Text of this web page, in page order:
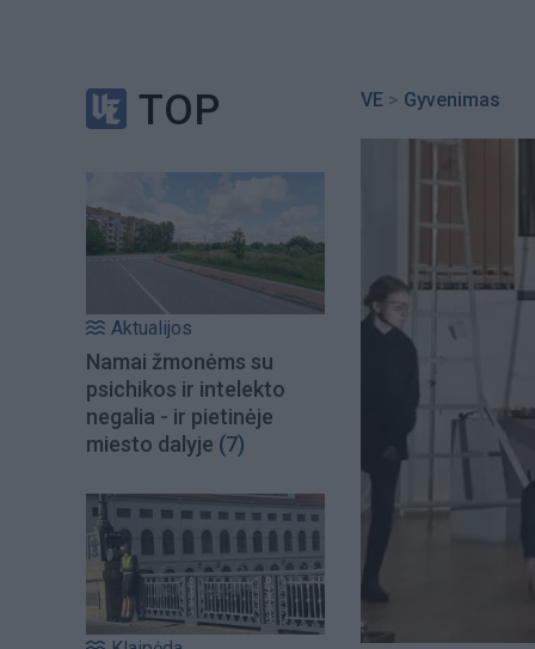
TOP
Aktualijos
Namai žmonėms su
psichikos ir intelekto
negalia - ir pietinėje
miesto dalyje (7)
VE > Gyvenimas